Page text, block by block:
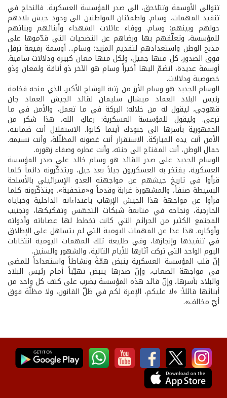
تتوالى الأوسمة وتتلاحق، الى صدر المؤسسة العسكرية. فالنجاح في
تنفيذ المهمات، وسام. واطمئنان المواطنين الى وجود جيش بلادهم
حولهم وبينهم: وسام. ووفاء عائلات الشهداء وأبنائهم وبناتهم
للمؤسسة، وتعلّقهم بها ورضاهم عن التضحيات التي قدّموها على
مذبح الوطن واستعدادهم لتقديم المزيد: وسام... أوسمة رفيعة ترفل
فوق الصدور، كل منها جميل، ولكل منها معان كبيرة ودلالات سامية.
أوسمة عديدة، انضمّ اليها أخيراً وسام هو الآخر ذو أناقة ولمعان وذو
خصوصية ودلالات.
الوسام الجديد هو وسام الأرز من رتبة الوشاح الأكبر، الذي منحه فخامة
رئيس البلاد العماد ميشال سليمان لقائد الجيش العماد جان
قهوجي، ليقول له من خلاله: البركة في ما تعمل، والأمن في ما
ترعى. وليقول للمؤسسة العسكرية: رعاكِ الله، هذا شكر من
الجمهورية بأسرها الى جنودك أينما كانوا. الاستقلال أنت ضمانته،
الأمن أنت يده المباركة. الاستقرار أنت غصونه المظلّلة، وأنت نسيمه.
جمال الوطن، أنت المفتاح الى جنته، وأنت عطره وصفاء زهوره.
الوسام الجديد على صدر القائد هو وسام خالد على صدر المؤسسة
العسكرية، يفتخر به العسكريون جيلاً بعد جيل، ويتذكّرونه دائماً كلما
قرأوا في تاريخ جيشهم عن مواجهته العدو الإسرائيلي بالأسلحة
البسيطة صنفاً، والمشهورة غرابة وقدماً و«متحفية». ويتذكّرونه كلما
قرأوا عن مواجهة هذا الجيش الإرهاب باعتداءاته الداخلية وخباياه
الخارجية، ونجاحه في متابعة شبكات التجسّس وتفكيكها، وتجنيب
المجتمع الكثير من الجرائم التي كانت تخطط لها عصاباته وأدواته
وأوكاره. هذا عدا عن المهمات اليومية التي لم يتساهل على الإطلاق
في تنفيذها وإنجازها، وفي طليعة تلك المهمات اليومية انتخابات
اليوم الواحد التي تركت آثارها للأيام التالية، والشهور والسنين.
إنّ قلب المؤسسة العسكرية ينبض همّةً ونشاطاً واستعداداً للمضي
في مواجهة الصعاب، وإنّ صدرها ينبض تهيّباً أمام رئيس البلاد
والبلاد بأسرها، وإنّ قائد هذه المؤسسة يضرب على كتف كل واحد من
أبنائها قائلاً: «لا عليكم، الإمرة لكم في ظلّ القانون، ولا مظلّة فوق
أيّ مخالف».